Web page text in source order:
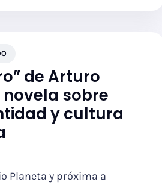
de Arturo
sobre
y cultura
Planeta y próxima a